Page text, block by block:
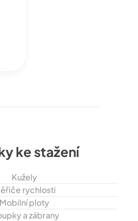
ke stažení
Kužely
rychlosti
Mobilní ploty
a zábrany